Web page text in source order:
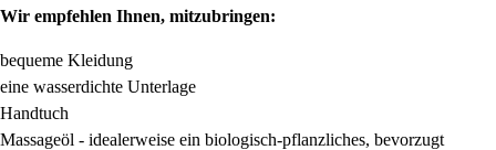
Wir empfehlen Ihnen, mitzubringen:
bequeme Kleidung
eine wasserdichte Unterlage
Handtuch
Massageöl - idealerweise ein biologisch-pflanzliches, bevorzugt